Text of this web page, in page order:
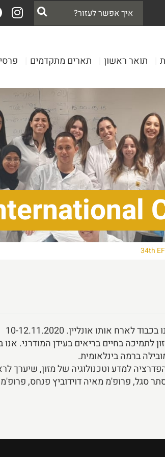
תואר ראשון תארים מתקדמים
34th
אותו אונליין. 10-12.11.2020
בחיים בריאים בעידן המודרני. אנו
ברמה בינלאומית.
למדע וטכנולוגיה של מזון, שיערך
סגל, פרופ'מ מאיה דוידוביץ פנחס,